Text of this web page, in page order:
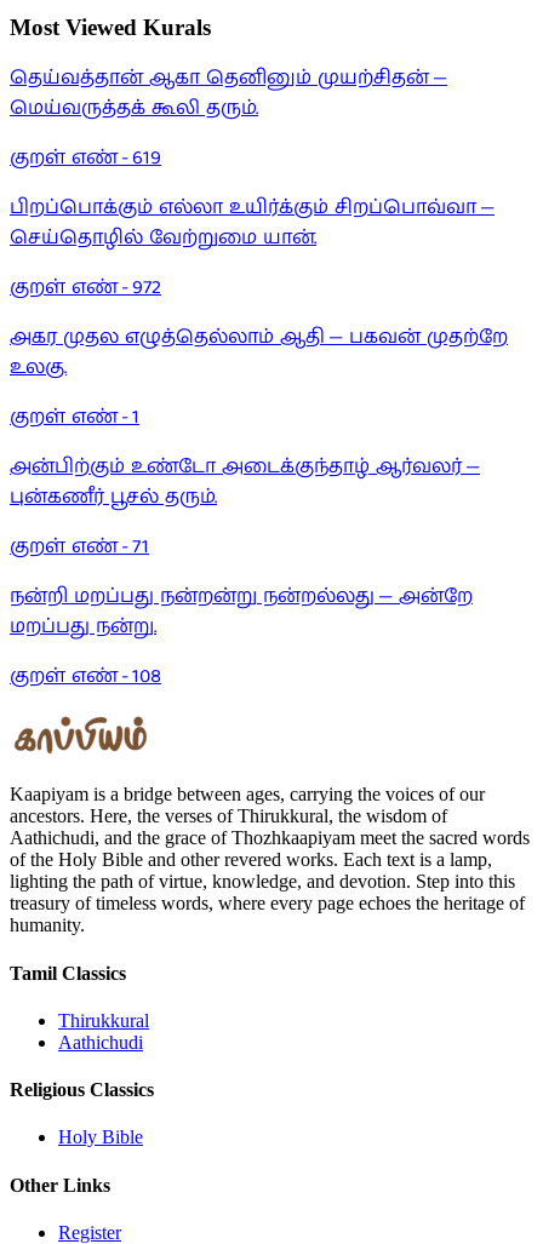
Most Viewed Kurals
தெய்வத்தான் ஆகா தெனினும் முயற்சிதன் —
மெய்வருத்தக் கூலி தரும்.
குறள் எண் -619
பிறப்பொக்கும் எல்லா உயிர்க்கும் சிறப்பொவ்வா —
செய்தொழில் வேற்றுமை யான்.
குறள் எண் -972
அகர முதல எழுத்தெல்லாம் ஆதி — பகவன் முதற்றே
உலகு.
குறள் எண் -1
அன்பிற்கும் உண்டோ அடைக்குந்தாழ் ஆர்வலர் —
புன்கணீர் பூசல் தரும்.
குறள் எண் -71
நன்றி மறப்பது நன்றன்று நன்றல்லது — அன்றே
மறப்பது நன்று.
குறள் எண் -108
Kaapiyam is a bridge between ages, carrying the voices of our
ancestors. Here, the verses of Thirukkural, the wisdom of
Aathichudi, and the grace of Thozhkaapiyam meet the sacred words
of the Holy Bible and other revered works. Each text is a lamp,
lighting the path of virtue, knowledge, and devotion. Step into this
treasury of timeless words, where every page echoes the heritage of
humanity.
Tamil Classics
Thirukkural
Aathichudi
Religious Classics
Holy Bible
Other Links
Register